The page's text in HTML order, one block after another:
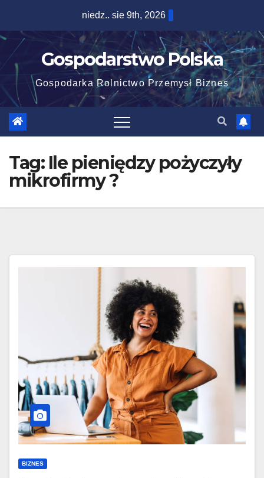
content
niedz.. sie 9th, 2026
Gospodarstwo Polska
Gospodarka Rolnictwo Przemysł Biznes
Tag: Ile pieniędzy pożyczyły
mikrofirmy ?
BIZNES